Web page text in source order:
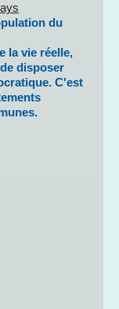
du
la vie réelle,
disposer
C'est